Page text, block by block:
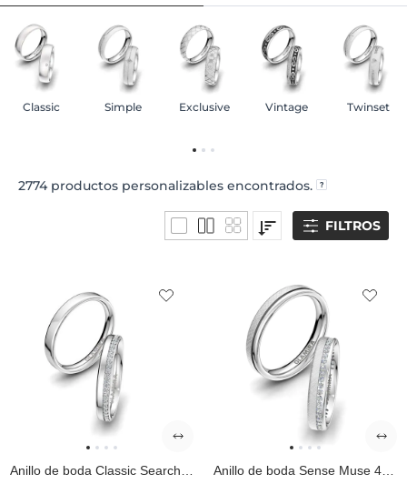
Classic Simple Exclusive Vintage Twinset
2774productos personalizables encontrados.
FILTROS